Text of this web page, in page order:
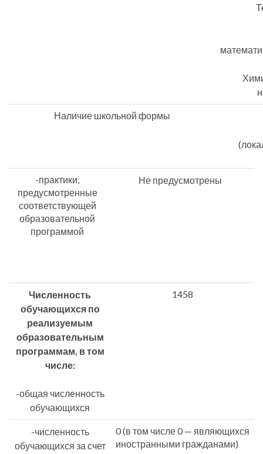
Наличие школьной формы
-практики,
предусмотренные
соответствующей
образовательной
программой
Не предусмотрены
Численность
обучающихся по
реализуемым
образовательным
программам, в том
числе:
-общая численность
обучающихся
1458
-численность
обучающихся за счет
0 (в том числе 0 — являющихся
иностранными гражданами)